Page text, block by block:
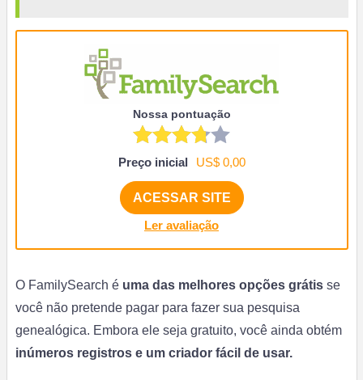
Preço inicial US$ 0,00
Nossa pontuação
ACESSAR SITE
Ler avaliação
O FamilySearch é uma das melhores opções grátis se
você não pretende pagar para fazer sua pesquisa
genealógica. Embora ele seja gratuito, você ainda obtém
inúmeros registros e um criador fácil de usar.